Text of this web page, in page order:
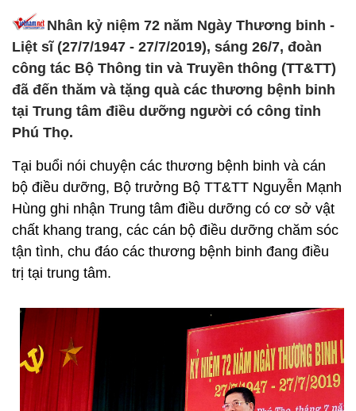
Nhân kỷ niệm 72 năm Ngày Thương binh -
Liệt sĩ (27/7/1947 - 27/7/2019), sáng 26/7, đoàn
công tác Bộ Thông tin và Truyền thông (TT&TT)
đã đến thăm và tặng quà các thương bệnh binh
tại Trung tâm điều dưỡng người có công tỉnh
Phú Thọ.
Tại buổi nói chuyện các thương bệnh binh và cán
bộ điều dưỡng, Bộ trưởng Bộ TT&TT Nguyễn Mạnh
Hùng ghi nhận Trung tâm điều dưỡng có cơ sở vật
chất khang trang, các cán bộ điều dưỡng chăm sóc
tận tình, chu đáo các thương bệnh binh đang điều
trị tại trung tâm.